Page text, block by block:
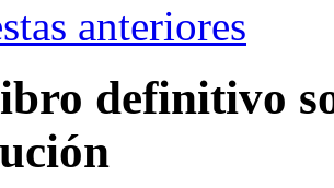
anteriores
definitivo